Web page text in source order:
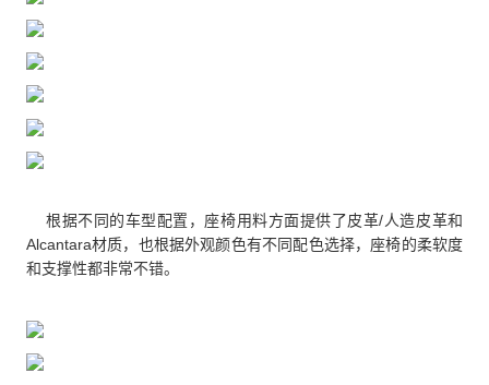
根据不同的车型配置，座椅用料方面提供了皮革/人造皮革和
Alcantara材质，也根据外观颜色有不同配色选择，座椅的柔软度
和支撑性都非常不错。